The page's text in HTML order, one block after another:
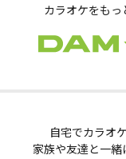
カラオケをもっ
自宅でカラオ
家族や友達と一緒